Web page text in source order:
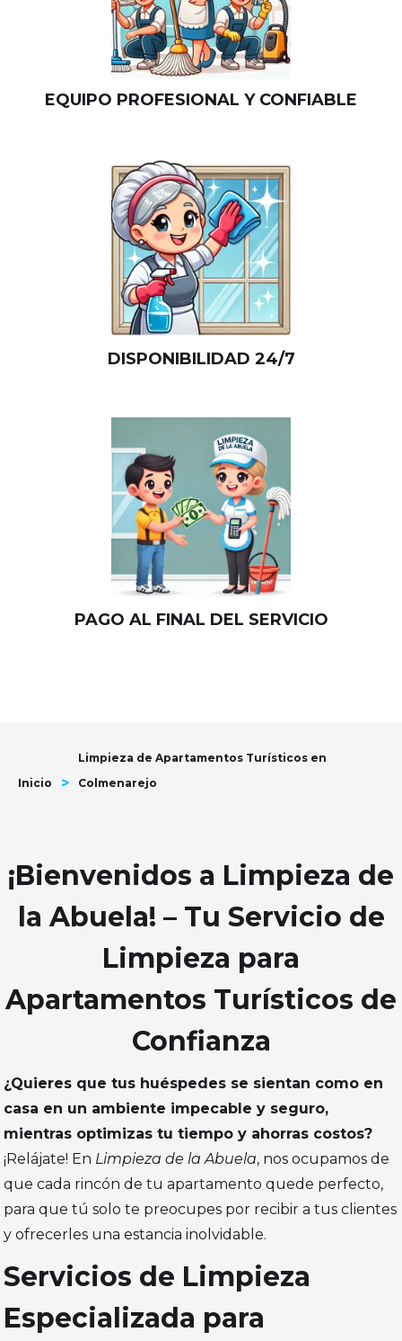
EQUIPO PROFESIONAL Y CONFIABLE
DISPONIBILIDAD 24/7
PAGO AL FINAL DEL SERVICIO
Inicio >
Limpieza de Apartamentos Turísticos en
Colmenarejo
¡Bienvenidos a Limpieza de
la Abuela! – Tu Servicio de
Limpieza para
Apartamentos Turísticos de
Confianza
¿Quieres que tus huéspedes se sientan como en
casa en un ambiente impecable y seguro,
mientras optimizas tu tiempo y ahorras costos?
¡Relájate! En Limpieza de la Abuela, nos ocupamos de
que cada rincón de tu apartamento quede perfecto,
para que tú solo te preocupes por recibir a tus clientes
y ofrecerles una estancia inolvidable.
Servicios de Limpieza
Especializada para